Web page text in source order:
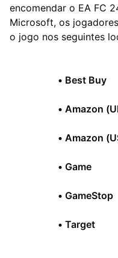
encomendar o EA FC
Microsoft, os
o jogo nos seguintes
• Best Buy
• Amazon
• Amazon
• Game
• GameStop
• Target